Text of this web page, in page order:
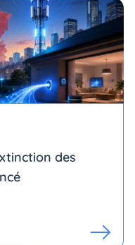
des